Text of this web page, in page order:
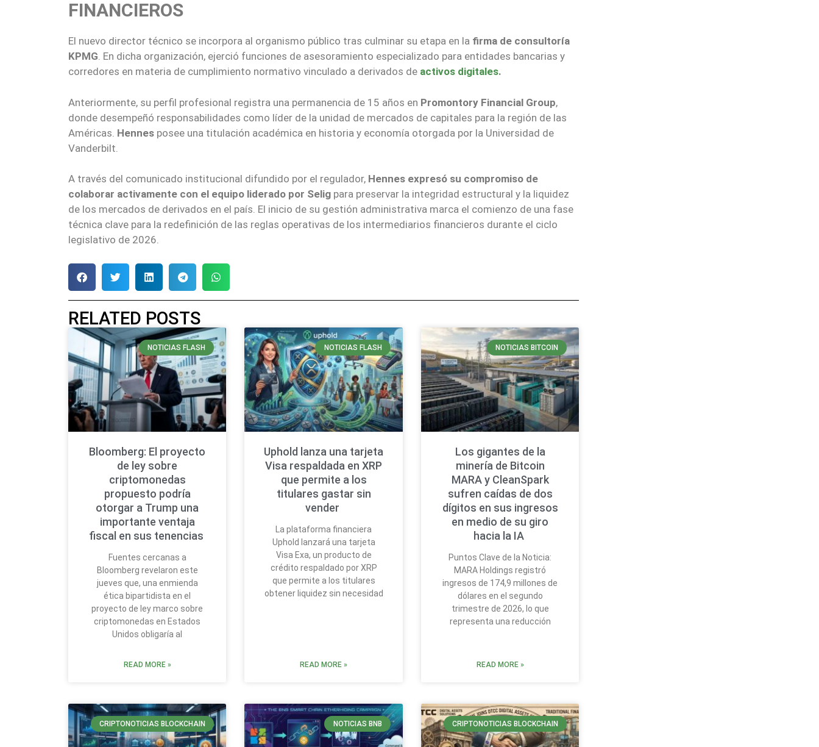
FINANCIEROS
El nuevo director técnico se incorpora al organismo público tras culminar su etapa en la firma de consultoría
KPMG. En dicha organización, ejerció funciones de asesoramiento especializado para entidades bancarias y
corredores en materia de cumplimiento normativo vinculado a derivados de activos digitales.
Anteriormente, su perfil profesional registra una permanencia de 15 años en Promontory Financial Group,
donde desempeñó responsabilidades como líder de la unidad de mercados de capitales para la región de las
Américas. Hennes posee una titulación académica en historia y economía otorgada por la Universidad de
Vanderbilt.
A través del comunicado institucional difundido por el regulador, Hennes expresó su compromiso de
colaborar activamente con el equipo liderado por Selig para preservar la integridad estructural y la liquidez
de los mercados de derivados en el país. El inicio de su gestión administrativa marca el comienzo de una fase
técnica clave para la redefinición de las reglas operativas de los intermediarios financieros durante el ciclo
legislativo de 2026.
RELATED POSTS
NOTICIAS FLASH
Bloomberg: El proyecto
de ley sobre
criptomonedas
propuesto podría
otorgar a Trump una
importante ventaja
fiscal en sus tenencias
Fuentes cercanas a
Bloomberg revelaron este
jueves que, una enmienda
ética bipartidista en el
proyecto de ley marco sobre
criptomonedas en Estados
Unidos obligaría al
READ MORE »
NOTICIAS FLASH
Uphold lanza una tarjeta
Visa respaldada en XRP
que permite a los
titulares gastar sin
vender
La plataforma financiera
Uphold lanzará una tarjeta
Visa Exa, un producto de
crédito respaldado por XRP
que permite a los titulares
obtener liquidez sin necesidad
READ MORE »
NOTICIAS BITCOIN
Los gigantes de la
minería de Bitcoin
MARA y CleanSpark
sufren caídas de dos
dígitos en sus ingresos
en medio de su giro
hacia la IA
Puntos Clave de la Noticia:
MARA Holdings registró
ingresos de 174,9 millones de
dólares en el segundo
trimestre de 2026, lo que
representa una reducción
READ MORE »
CRIPTONOTICIAS BLOCKCHAIN NOTICIAS BNB CRIPTONOTICIAS BLOCKCHAIN